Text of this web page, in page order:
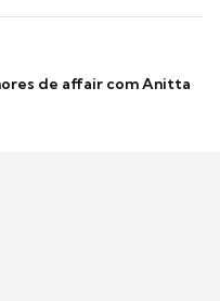
de affair com Anitta